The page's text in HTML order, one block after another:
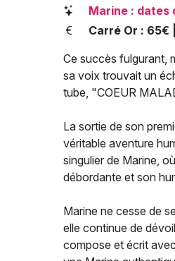
Marine : dates
Carré Or : 65€
Ce succès fulgurant,
sa voix trouvait un
tube, "COEUR
La sortie de son
véritable aventure
singulier de Marine,
débordante et son
Marine ne cesse de
elle continue de
compose et écrit